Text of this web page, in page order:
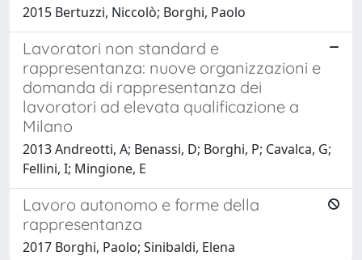
2015 Bertuzzi, Niccolò; Borghi, Paolo
Lavoratori non standard e
rappresentanza: nuove organizzazioni e
domanda di rappresentanza dei
lavoratori ad elevata qualificazione a
Milano
2013 Andreotti, A; Benassi, D; Borghi, P; Cavalca, G;
Fellini, I; Mingione, E
Lavoro autonomo e forme della
rappresentanza
2017 Borghi, Paolo; Sinibaldi, Elena